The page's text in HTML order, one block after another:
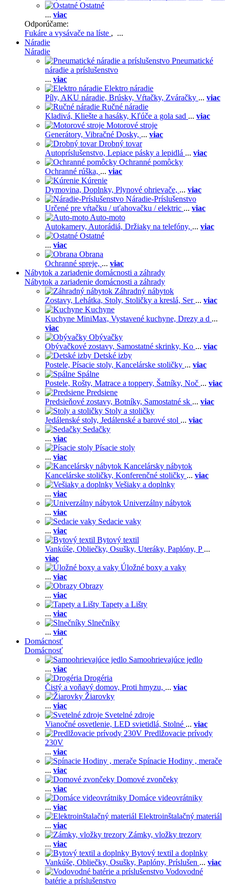
Ostatné
... viac
Odporúčame:
Fukáre a vysávače na líste , ...
Náradie
Náradie
Pneumatické
náradie a príslušenstvo
... viac
Elektro náradie
Píly, AKU náradie, Brúsky, Vŕtačky, Zváračky ... viac
Ručné náradie
Kladivá, Kliešte a hasáky, Kľúče a gola sad ... viac
Motorové stroje
Generátory, Vibračné Dosky, ... viac
Drobný tovar
Autopríslušenstvo, Lepiace pásky a lepidlá ... viac
Ochranné pomôcky
Ochranné rúška, ... viac
Kúrenie
Dymovina, Doplnky, Plynové ohrievače, ... viac
Náradie-Príslušenstvo
Určené pre vŕtačku / uťahovačku / elektric ... viac
Auto-moto
Autokamery, Autorádiá, Držiaky na telefóny, ... viac
Ostatné
... viac
Obrana
Ochranné spreje, ... viac
Nábytok a zariadenie domácnosti a záhrady
Nábytok a zariadenie domácnosti a záhrady
Záhradný nábytok
Zostavy, Lehátka, Stoly, Stoličky a kreslá, Ser ... viac
Kuchyne
Kuchyne MiniMax, Vystavené kuchyne, Drezy a d ...
viac
Obývačky
Obývačkové zostavy, Samostatné skrinky, Ko ... viac
Detské izby
Postele, Písacie stoly, Kancelárske stoličky ... viac
Spálne
Postele, Rošty, Matrace a toppery, Šatníky, Noč ... viac
Predsiene
Predsieňové zostavy, Botníky, Samostatné sk ... viac
Stoly a stoličky
Jedálenské stoly, Jedálenské a barové stol ... viac
Sedačky
... viac
Písacie stoly
... viac
Kancelársky nábytok
Kancelárske stoličky, Konferenčné stoličky ... viac
Vešiaky a doplnky
... viac
Univerzálny nábytok
... viac
Sedacie vaky
... viac
Bytový textil
Vankúše, Obliečky, Osušky, Uteráky, Paplóny, P ...
viac
Úložné boxy a vaky
... viac
Obrazy
... viac
Tapety a Lišty
... viac
Slnečníky
... viac
Domácnosť
Domácnosť
Samoohrievajúce jedlo
... viac
Drogéria
Čistý a voňavý domov, Proti hmyzu, ... viac
Žiarovky
... viac
Svetelné zdroje
Vianočné osvetlenie, LED svietidlá, Stolné ... viac
Predlžovacie prívody
230V
... viac
Spínacie Hodiny , merače
... viac
Domové zvončeky
... viac
Domáce videovrátniky
... viac
Elektroinštalačný materiál
... viac
Zámky, vložky trezory
... viac
Bytový textil a doplnky
Vankúše, Obliečky, Osušky, Paplóny, Príslušen ... viac
Vodovodné
batérie a príslušenstvo